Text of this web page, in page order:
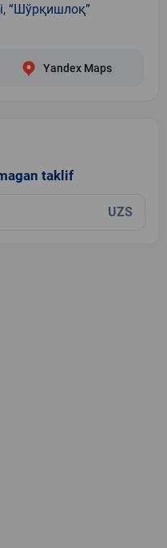
“Шўрқишлоқ”
Yandex Maps
taklif
UZS